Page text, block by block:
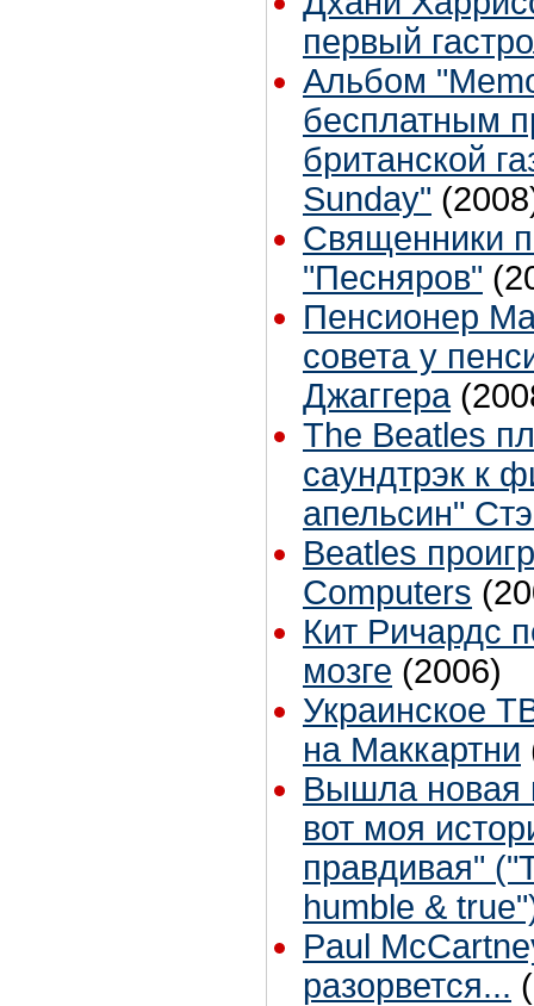
первый
Альбом
бесплатным
британской
Sunday"
Священники
"Песняров"
Пенсионер
совета у
Джаггера
The Beatles
саундтрэк к
апельсин"
Beatles
Computers
Кит Ричардс
мозге (2006)
Украинское
на Маккартни
Вышла новая
вот моя
правдивая"
humble &
Paul
разорвется...